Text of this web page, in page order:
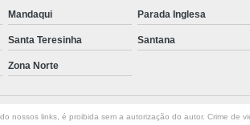
Dobra Tubo com Maçarico
Dobra Tubo Quadrado
Empresa de Corte a Laser Chapa
Mandaqui Parada Inglesa
Santa Teresinha Santana
Zona Norte
links, é proibida sem a autorização do autor. Crime de